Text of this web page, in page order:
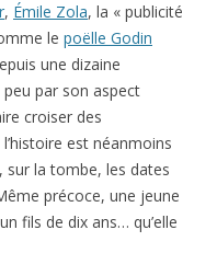
, Émile Zola, la « publicité
le poëlle Godin
une dizaine
peu par son aspect
croiser des
est néanmoins
sur la tombe, les dates
précoce, une jeune
fils de dix ans… qu’elle